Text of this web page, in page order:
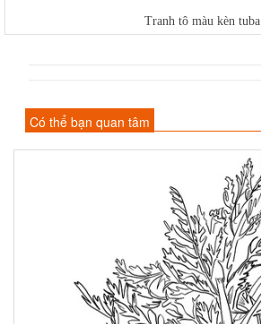
Tranh tô màu kèn tuba
Có thể bạn quan tâm